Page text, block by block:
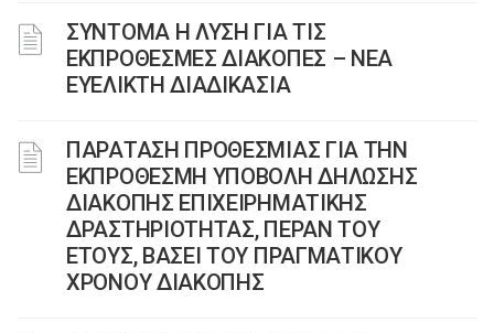
ΣΥΝΤΟΜΑ Η ΛΥΣΗ ΓΙΑ ΤΙΣ
ΕΚΠΡΟΘΕΣΜΕΣ ΔΙΑΚΟΠΕΣ – ΝΕΑ
ΕΥΕΛΙΚΤΗ ΔΙΑΔΙΚΑΣΙΑ
ΠΑΡΑΤΑΣΗ ΠΡΟΘΕΣΜΙΑΣ ΓΙΑ ΤΗΝ
ΕΚΠΡΟΘΕΣΜΗ ΥΠΟΒΟΛΗ ΔΗΛΩΣΗΣ
ΔΙΑΚΟΠΗΣ ΕΠΙΧΕΙΡΗΜΑΤΙΚΗΣ
ΔΡΑΣΤΗΡΙΟΤΗΤΑΣ, ΠΕΡΑΝ ΤΟΥ
ΕΤΟΥΣ, ΒΑΣΕΙ ΤΟΥ ΠΡΑΓΜΑΤΙΚΟΥ
ΧΡΟΝΟΥ ΔΙΑΚΟΠΗΣ